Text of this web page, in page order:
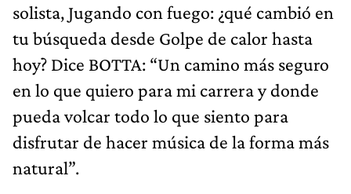
solista, Jugando con fuego: ¿qué cambió en
tu búsqueda desde Golpe de calor hasta
hoy? Dice BOTTA: “Un camino más seguro
en lo que quiero para mi carrera y donde
pueda volcar todo lo que siento para
disfrutar de hacer música de la forma más
natural”.